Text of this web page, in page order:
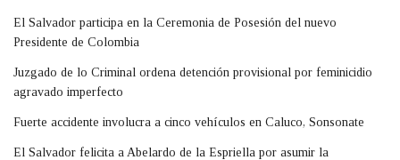
El Salvador participa en la Ceremonia de Posesión del nuevo
Presidente de Colombia
Juzgado de lo Criminal ordena detención provisional por feminicidio
agravado imperfecto
Fuerte accidente involucra a cinco vehículos en Caluco, Sonsonate
El Salvador felicita a Abelardo de la Espriella por asumir la